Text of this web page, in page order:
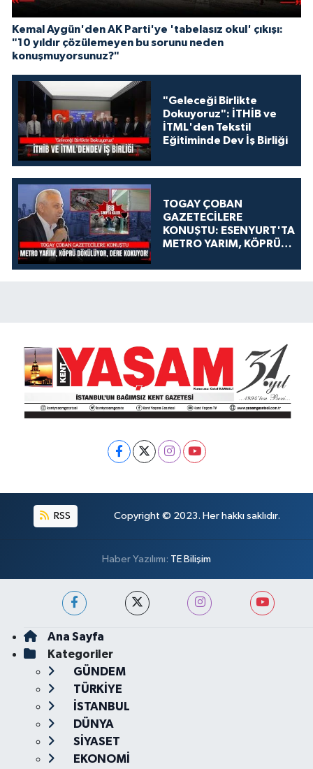
Kemal Aygün'den AK Parti'ye 'tabelasız okul' çıkışı:
"10 yıldır çözülemeyen bu sorunu neden
konuşmuyorsunuz?"
"Geleceği Birlikte
Dokuyoruz": İTHİB ve
İTML'den Tekstil
Eğitiminde Dev İş Birliği
TOGAY ÇOBAN
GAZETECİLERE
KONUŞTU: ESENYURT'TA
METRO YARIM, KÖPRÜ
KOKUYOR!
RSS Copyright © 2023. Her hakkı saklıdır.
Haber Yazılımı: TE Bilişim
Ana Sayfa
Kategoriler
GÜNDEM
TÜRKİYE
İSTANBUL
DÜNYA
SİYASET
EKONOMİ